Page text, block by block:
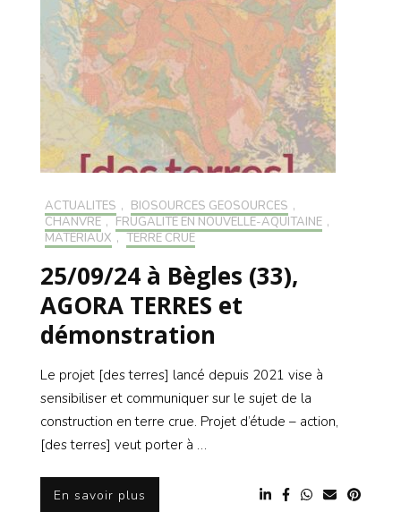
ACTUALITÉS , BIOSOURCÉS GÉOSOURCÉS ,
CHANVRE , FRUGALITÉ EN NOUVELLE-AQUITAINE ,
MATÉRIAUX , TERRE CRUE
25/09/24 à Bègles (33),
AGORA TERRES et
démonstration
Le projet [des terres] lancé depuis 2021 vise à
sensibiliser et communiquer sur le sujet de la
construction en terre crue. Projet d’étude – action,
[des terres] veut porter à …
En savoir plus